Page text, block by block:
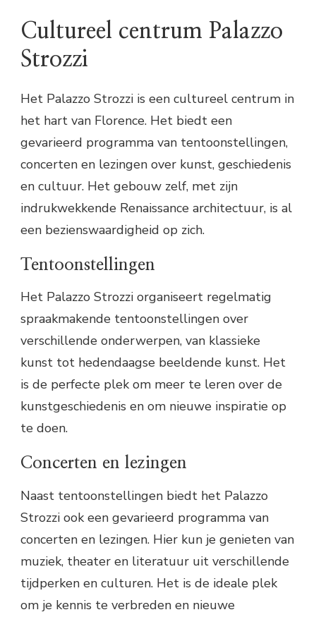
Cultureel centrum Palazzo
Strozzi
Het Palazzo Strozzi is een cultureel centrum in
het hart van Florence. Het biedt een
gevarieerd programma van tentoonstellingen,
concerten en lezingen over kunst, geschiedenis
en cultuur. Het gebouw zelf, met zijn
indrukwekkende Renaissance architectuur, is al
een bezienswaardigheid op zich.
Tentoonstellingen
Het Palazzo Strozzi organiseert regelmatig
spraakmakende tentoonstellingen over
verschillende onderwerpen, van klassieke
kunst tot hedendaagse beeldende kunst. Het
is de perfecte plek om meer te leren over de
kunstgeschiedenis en om nieuwe inspiratie op
te doen.
Concerten en lezingen
Naast tentoonstellingen biedt het Palazzo
Strozzi ook een gevarieerd programma van
concerten en lezingen. Hier kun je genieten van
muziek, theater en literatuur uit verschillende
tijdperken en culturen. Het is de ideale plek
om je kennis te verbreden en nieuwe